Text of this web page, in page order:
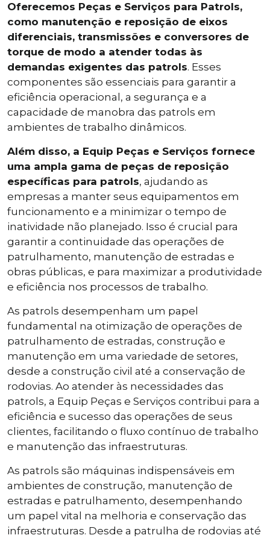
Oferecemos Peças e Serviços para Patrols,
como manutenção e reposição de eixos
diferenciais, transmissões e conversores de
torque de modo a atender todas às
demandas exigentes das patrols. Esses
componentes são essenciais para garantir a
eficiência operacional, a segurança e a
capacidade de manobra das patrols em
ambientes de trabalho dinâmicos.
Além disso, a Equip Peças e Serviços fornece
uma ampla gama de peças de reposição
específicas para patrols, ajudando as
empresas a manter seus equipamentos em
funcionamento e a minimizar o tempo de
inatividade não planejado. Isso é crucial para
garantir a continuidade das operações de
patrulhamento, manutenção de estradas e
obras públicas, e para maximizar a produtividade
e eficiência nos processos de trabalho.
As patrols desempenham um papel
fundamental na otimização de operações de
patrulhamento de estradas, construção e
manutenção em uma variedade de setores,
desde a construção civil até a conservação de
rodovias. Ao atender às necessidades das
patrols, a Equip Peças e Serviços contribui para a
eficiência e sucesso das operações de seus
clientes, facilitando o fluxo contínuo de trabalho
e manutenção das infraestruturas.
As patrols são máquinas indispensáveis em
ambientes de construção, manutenção de
estradas e patrulhamento, desempenhando
um papel vital na melhoria e conservação das
infraestruturas. Desde a patrulha de rodovias até